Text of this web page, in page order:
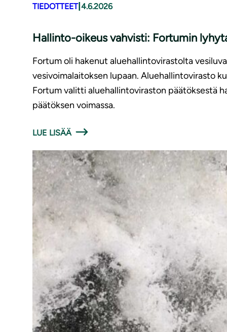
TIEDOTTEET| 4.6.2026
Hallinto-oikeus vahvisti: Fortumin
Fortum oli hakenut aluehallintovirastolta
vesivoimalaitoksen lupaan. Aluehallintovirasto
Fortum valitti aluehallintoviraston päätöksestä
päätöksen voimassa.
LUE LISÄÄ